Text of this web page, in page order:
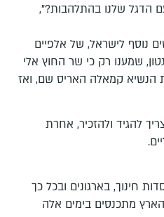
הדגל שלנו בהתלהבות?",
נוסף לישראל, של אלפיים
שמענו רק כי שר החוץ אלי
הנשיא קמאלה האריס שם, ואז
להגיד ולהזכיר, אחרת
חינוך, בארגונים ובכל כך
מתכנסים בימים אלה